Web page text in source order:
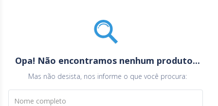
Opa! Não encontramos nenhum produto...
Mas não desista, nos informe o que você procura:
Nome completo